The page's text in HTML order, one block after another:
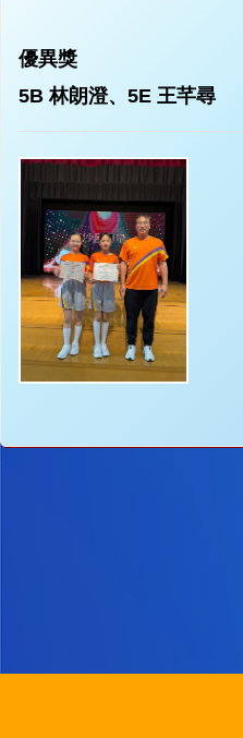
優異獎
5B 林朗澄、5E 王芊尋